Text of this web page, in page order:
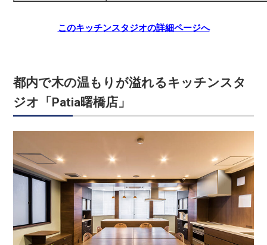
このキッチンスタジオの詳細ページへ
都内で木の温もりが溢れるキッチンスタ
ジオ「Patia曙橋店」